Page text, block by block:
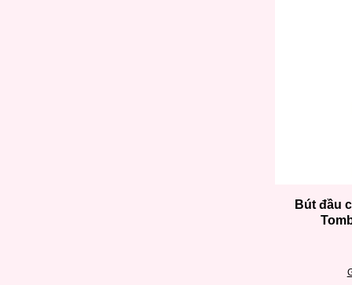
Bút đầu